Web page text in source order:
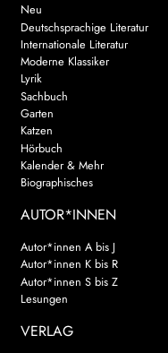
Neu
Deutschsprachige Literatur
Internationale Literatur
Moderne Klassiker
Lyrik
Sachbuch
Garten
Katzen
Hörbuch
Kalender & Mehr
Biographisches
AUTOR*INNEN
Autor*innen A bis J
Autor*innen K bis R
Autor*innen S bis Z
Lesungen
VERLAG